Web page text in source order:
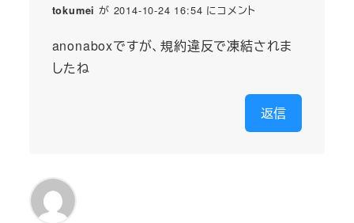
tokumei が 2014-10-24 16:54 にコメント
anonaboxですが、規約違反で凍結されま
したね
返信